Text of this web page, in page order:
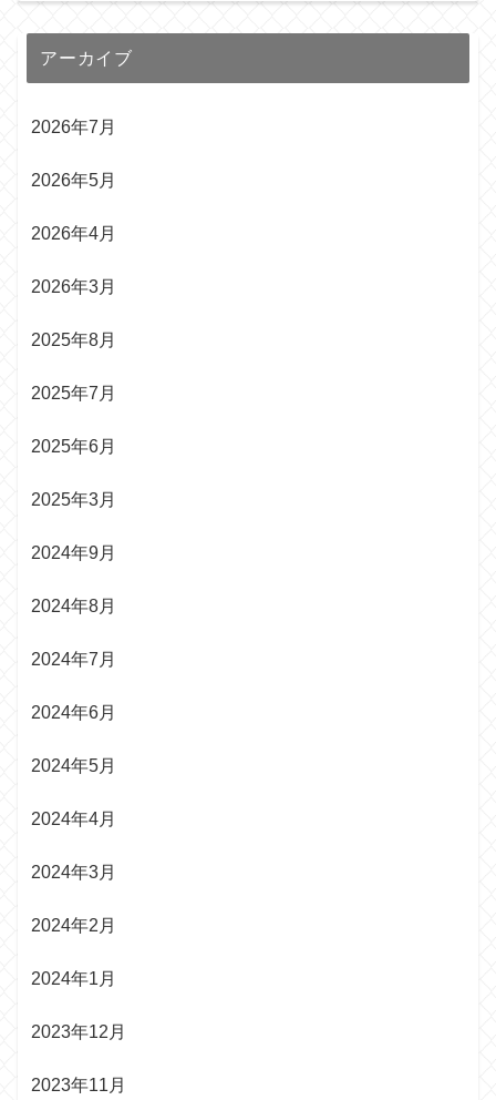
アーカイブ
2026年7月
2026年5月
2026年4月
2026年3月
2025年8月
2025年7月
2025年6月
2025年3月
2024年9月
2024年8月
2024年7月
2024年6月
2024年5月
2024年4月
2024年3月
2024年2月
2024年1月
2023年12月
2023年11月